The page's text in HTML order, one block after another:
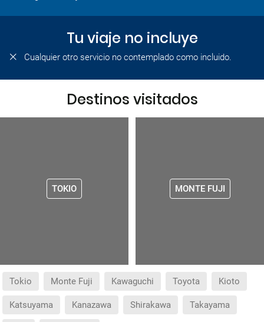
Tu viaje no incluye
Cualquier otro servicio no contemplado como incluido.
Destinos visitados
TOKIO MONTE FUJI
Tokio Monte Fuji Kawaguchi Toyota Kioto
Katsuyama Kanazawa Shirakawa Takayama